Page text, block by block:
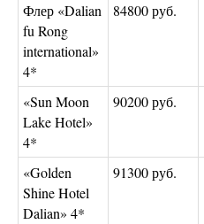
Флер «Dalian
fu Rong
international»
4*
84800 руб.
«Sun Moon
Lake Hotel»
4*
90200 руб.
«Golden
Shine Hotel
Dalian» 4*
91300 руб.